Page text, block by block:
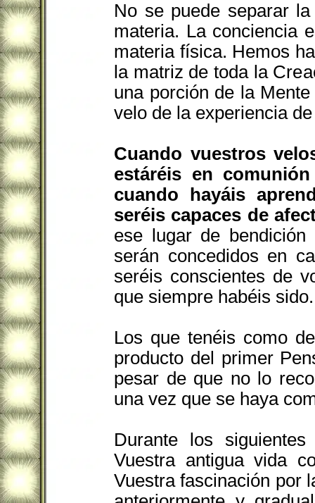
No se puede separar
materia. La conciencia
materia física. Hemos
la matriz de toda la
una porción de la
velo de la experiencia
Cuando vuestros
estáréis en
cuando hayáis
seréis capaces de
ese lugar de
serán concedidos en
seréis conscientes de
que siempre habéis sido.
Los que tenéis como
producto del primer
pesar de que no lo
una vez que se haya
Durante los
Vuestra antigua vida
Vuestra fascinación por